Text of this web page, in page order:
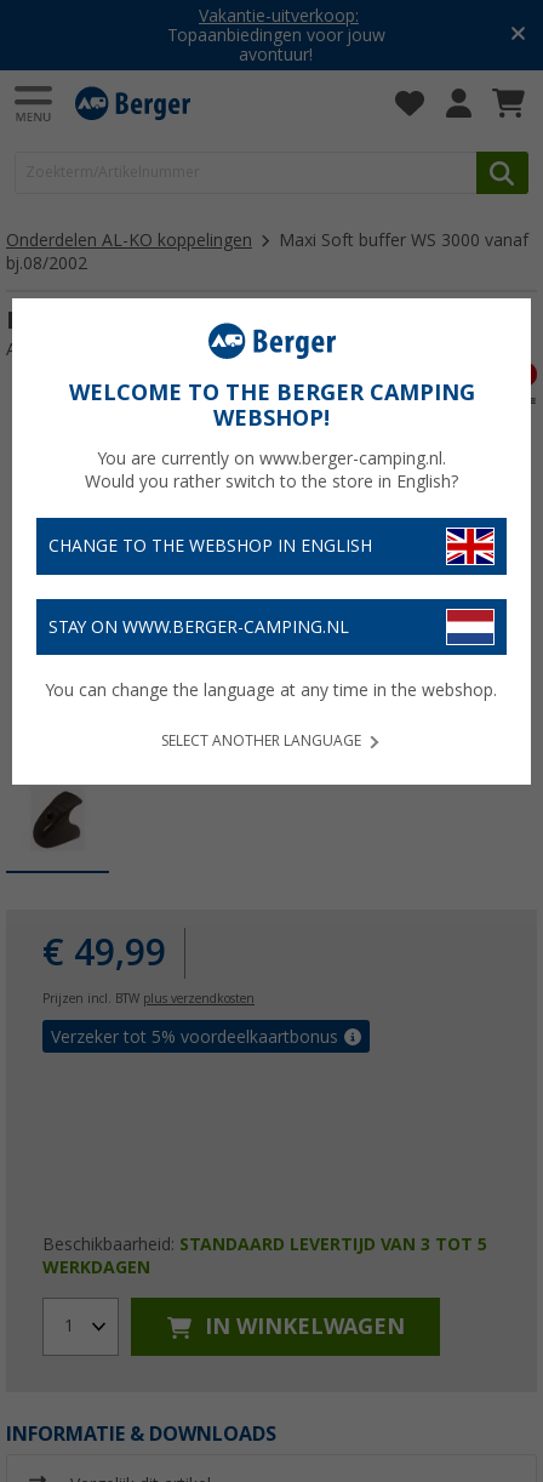
Vakantie-uitverkoop:
Topaanbiedingen voor jouw
avontuur!
Onderdelen AL-KO koppelingen
Maxi Soft buffer WS 3000 vanaf
bj.08/2002
Maxi Soft buffer WS 3000 vanaf bj.08/2002
Artikelnr: 112593
€ 49,99
Prijzen incl. BTW plus verzendkosten
Verzeker tot 5% voordeelkaartbonus
Beschikbaarheid: STANDAARD LEVERTIJD VAN 3 TOT 5
WERKDAGEN
1 IN WINKELWAGEN
INFORMATIE & DOWNLOADS
WELCOME TO THE BERGER CAMPING
WEBSHOP!
You are currently on www.berger-camping.nl.
Would you rather switch to the store in English?
CHANGE TO THE WEBSHOP IN ENGLISH
STAY ON WWW.BERGER-CAMPING.NL
You can change the language at any time in the webshop.
SELECT ANOTHER LANGUAGE